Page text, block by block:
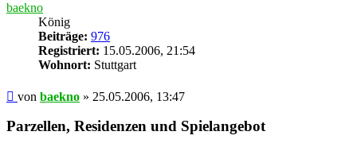
baekno
König
Beiträge: 976
Registriert: 15.05.2006, 21:54
Wohnort: Stuttgart
Beitrag
von baekno » 25.05.2006, 13:47
Parzellen, Residenzen und Spielangebot